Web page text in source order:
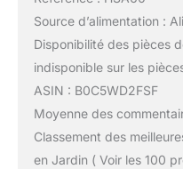
Source d’alimentation :
Disponibilité des pièces
indisponible sur les
ASIN : B0C5WD2FSF
Moyenne des
Classement des
en Jardin ( Voir les 100